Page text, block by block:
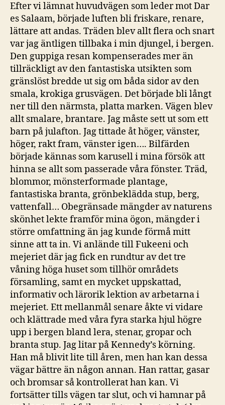
Efter vi lämnat huvudvägen som leder mot Dar
es Salaam, började luften bli friskare, renare,
lättare att andas. Träden blev allt flera och snart
var jag äntligen tillbaka i min djungel, i bergen.
Den guppiga resan kompenserades mer än
tillräckligt av den fantastiska utsikten som
gränslöst bredde ut sig om båda sidor av den
smala, krokiga grusvägen. Det började bli långt
ner till den närmsta, platta marken. Vägen blev
allt smalare, brantare. Jag måste sett ut som ett
barn på julafton. Jag tittade åt höger, vänster,
höger, rakt fram, vänster igen…. Bilfärden
började kännas som karusell i mina försök att
hinna se allt som passerade våra fönster. Träd,
blommor, mönsterformade plantage,
fantastiska branta, grönbeklädda stup, berg,
vattenfall… Obegränsade mängder av naturens
skönhet lekte framför mina ögon, mängder i
större omfattning än jag kunde förmå mitt
sinne att ta in. Vi anlände till Fukeeni och
mejeriet där jag fick en rundtur av det tre
våning höga huset som tillhör områdets
församling, samt en mycket uppskattad,
informativ och lärorik lektion av arbetarna i
mejeriet. Ett mellanmål senare åkte vi vidare
och klättrade med våra fyra starka hjul högre
upp i bergen bland lera, stenar, gropar och
branta stup. Jag litar på Kennedy’s körning.
Han må blivit lite till åren, men han kan dessa
vägar bättre än någon annan. Han rattar, gasar
och bromsar så kontrollerat han kan. Vi
fortsätter tills vägen tar slut, och vi hamnar på